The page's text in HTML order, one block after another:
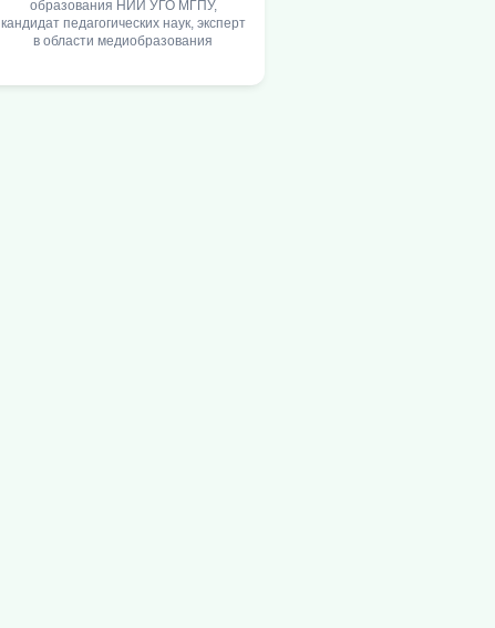
образования НИИ УГО МГПУ,
кандидат педагогических наук, эксперт
в области медиобразования